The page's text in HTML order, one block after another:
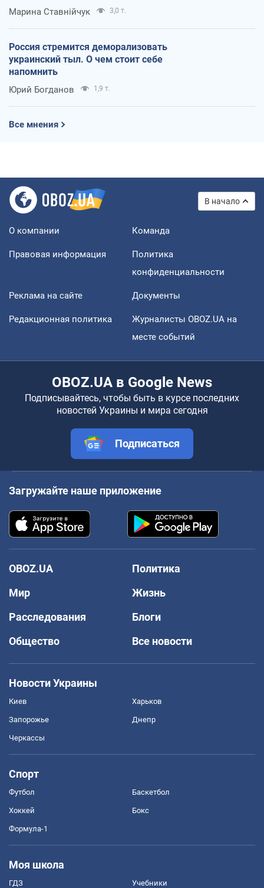
Марина Ставнійчук 3,0 т.
Россия стремится деморализовать
украинский тыл. О чем стоит себе
напомнить
Юрий Богданов 1,9 т.
Все мнения
В начало
О компании Команда
Правовая информация
Политика
конфиденциальности
Реклама на сайте Документы
Редакционная политика
Журналисты OBOZ.UA на
месте событий
OBOZ.UA в Google News
Подписывайтесь, чтобы быть в курсе последних
новостей Украины и мира сегодня
Подписаться
Загружайте наше приложение
OBOZ.UA
Политика
Мир
Жизнь
Расследования
Блоги
Общество
Все новости
Новости Украины
Киев Харьков
Запорожье Днепр
Черкассы
Спорт
Футбол Баскетбол
Хоккей Бокс
Формула-1
Моя школа
ГДЗ Учебники